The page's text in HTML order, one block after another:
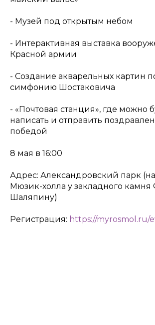
- Музей под открытым небом
- Интерактивная выставка
Красной армии
- Создание акварельных картин
симфонию Шостаковича
- «Почтовая станция», где можно
написать и отправить
победой
8 мая в 16:00
Адрес: Александровский парк
Мюзик-холла у закладного камня
Шаляпину)
Регистрация: https://myrosmol.ru/